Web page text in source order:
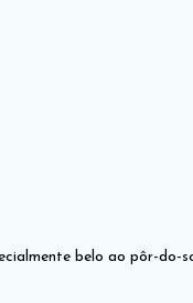
belo ao pôr-do-